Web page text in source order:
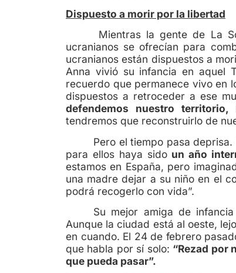
Dispuesto a morir por la libertad
Mientras la gente de La
ucranianos se ofrecían para
ucranianos están dispuestos a
Anna vivió su infancia en aquel
recuerdo que permanece vivo en
dispuestos a retroceder a ese
defendemos nuestro
tendremos que reconstruirlo de
Pero el tiempo pasa
para ellos haya sido un año
estamos en España, pero
una madre dejar a su niño en el
podrá recogerlo con vida”.
Su mejor amiga de
Aunque la ciudad está al oeste,
en cuando. El 24 de febrero
que habla por sí solo: “Rezad por
que pueda pasar”.